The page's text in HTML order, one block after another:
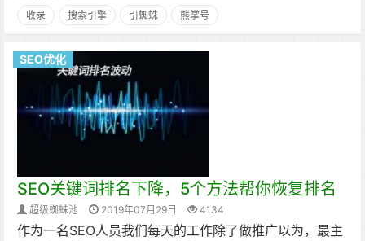
收录 搜索引擎 引蜘蛛 熊掌号
SEO优化
SEO关键词排名下降，5个方法帮你恢复排名
超级蜘蛛池 2019年07月29日 4134
作为一名SEO人员我们每天的工作除了做推广以为，最主